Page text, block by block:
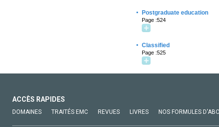
· Postgraduate education
Page :524
· Classified
Page :525
ACCÈS RAPIDES
DOMAINES TRAITÉS EMC REVUES LIVRES NOS FORMULES